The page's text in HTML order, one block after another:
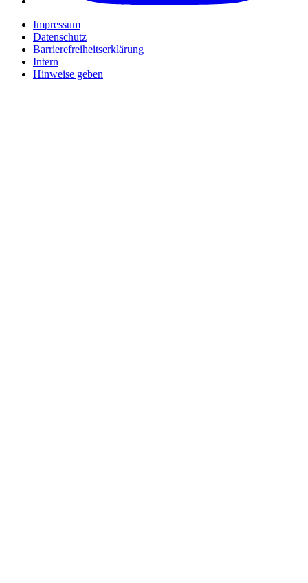
Impressum
Datenschutz
Barrierefreiheitserklärung
Intern
Hinweise geben